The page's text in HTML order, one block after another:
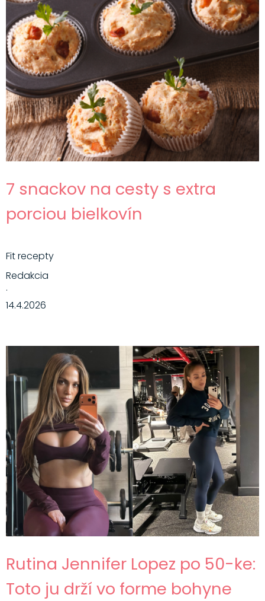
7 snackov na cesty s extra
porciou bielkovín
Fit recepty
Redakcia
·
14.4.2026
Rutina Jennifer Lopez po 50-ke:
Toto ju drží vo forme bohyne